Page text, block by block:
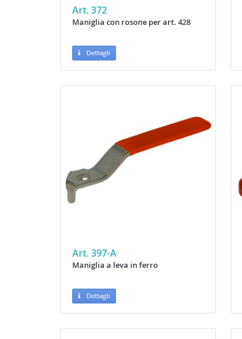
Art. 372
Maniglia con rosone per art. 428
Dettagli
Art. 397-A
Maniglia a leva in ferro
Dettagli